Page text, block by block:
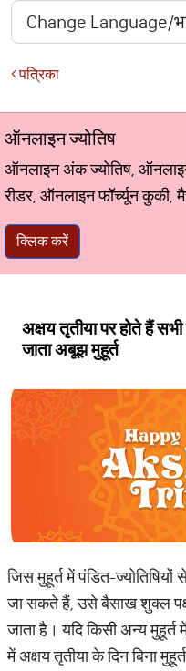
पत्रिका
ऑनलाइन ज्योतिष
ऑनलाइन अंक ज्योतिष,
रीडर, ऑनलाइन फॉर्च्यून कुकी,
क्लिक करें
अक्षय तृतीया पर होते हैं
जाता अबूझ मुहूर्त
जिस मुहूर्त में पंडित-ज्योतिषियों
जा सकते हैं, उसे बैसाख शुक्ल पक्ष
जाता है। यदि किसी अन्य मुहूर्त
में अक्षय तृतीया के दिन बिना